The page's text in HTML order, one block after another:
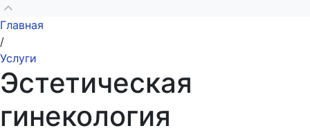
Главная
/
Услуги
Эстетическая
гинекология